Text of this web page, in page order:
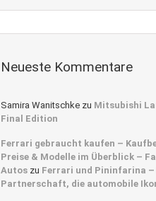
Neueste Kommentare
Samira Wanitschke zu Mitsubishi
Final Edition
Ferrari gebraucht kaufen –
Preise & Modelle im Überblick –
Autos zu Ferrari und Pininfarina –
Partnerschaft, die automobile